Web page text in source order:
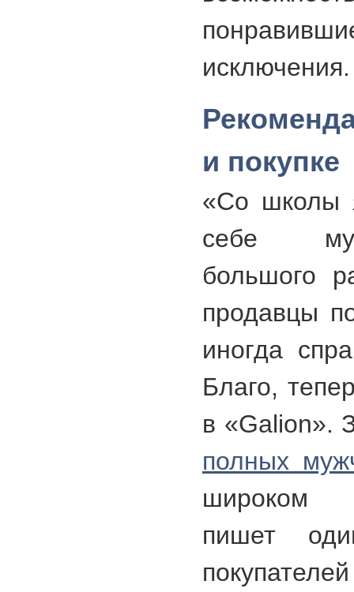
исключения.
и покупке
«Со школы
себе
большого
продавцы
иногда
Благо,
в «Galion».
полных
широком
пишет